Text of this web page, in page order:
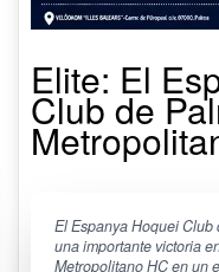
Elite: El
Club de
El Espanya Hoquei
una importante victoria
Metropolitano HC en un